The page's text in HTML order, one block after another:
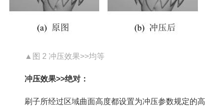
▲图 2 冲压效果>>均等
冲压效果>>绝对：
刷子所经过区域曲面高度都设置为冲压参数规定的高